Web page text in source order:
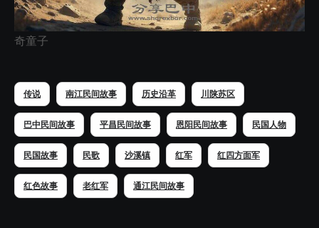
奇童子
传说 南江民间故事 历史沿革 川陕苏区
巴中民间故事 平昌民间故事 恩阳民间故事 民国人物
民国故事 民歌 沙溪镇 红军 红四方面军
红色故事 老红军 通江民间故事